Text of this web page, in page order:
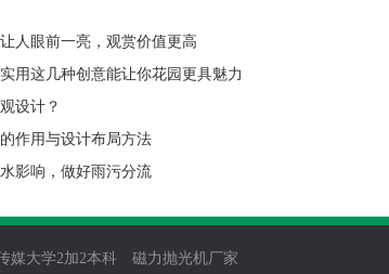
人眼前一亮，观赏价值更高
用这几种创意能让你花园更具魅力
设计？
作用与设计布局方法
影响，做好雨污分流
媒大学2加2本科 磁力抛光机厂家